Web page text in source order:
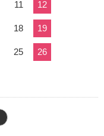
11 12
18 19
25 26